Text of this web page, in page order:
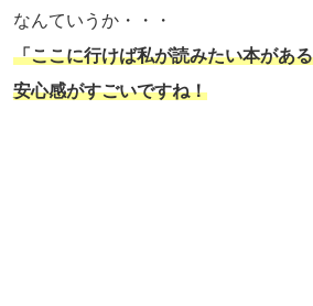
なんていうか・・・
「ここに行けば私が読みたい本があ
安心感がすごいですね！